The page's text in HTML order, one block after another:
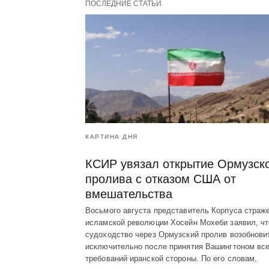
ПОСЛЕДНИЕ СТАТЬИ
КАРТИНА ДНЯ
КСИР увязал открытие
пролива с отказом США от
вмешательства
Восьмого августа представитель Корпуса
исламской революции Хосейн Мохеби заявил,
судоходство через Ормузский пролив
исключительно после принятия Вашингтоном
требований иранской стороны. По его словам,